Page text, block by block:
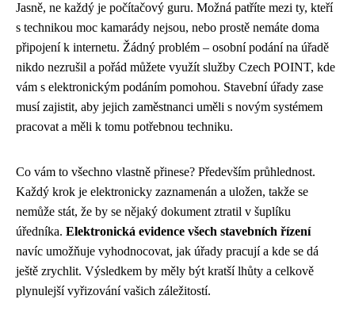
Jasně, ne každý je počítačový guru. Možná patříte mezi ty, kteří
s technikou moc kamarády nejsou, nebo prostě nemáte doma
připojení k internetu. Žádný problém – osobní podání na úřadě
nikdo nezrušil a pořád můžete využít služby Czech POINT, kde
vám s elektronickým podáním pomohou. Stavební úřady zase
musí zajistit, aby jejich zaměstnanci uměli s novým systémem
pracovat a měli k tomu potřebnou techniku.
Co vám to všechno vlastně přinese? Především průhlednost.
Každý krok je elektronicky zaznamenán a uložen, takže se
nemůže stát, že by se nějaký dokument ztratil v šuplíku
úředníka. Elektronická evidence všech stavebních řízení
navíc umožňuje vyhodnocovat, jak úřady pracují a kde se dá
ještě zrychlit. Výsledkem by měly být kratší lhůty a celkově
plynulejší vyřizování vašich záležitostí.